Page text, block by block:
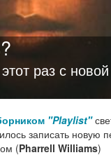
раз с новой
"Playlist"
записать новую
(Pharrell Williams)